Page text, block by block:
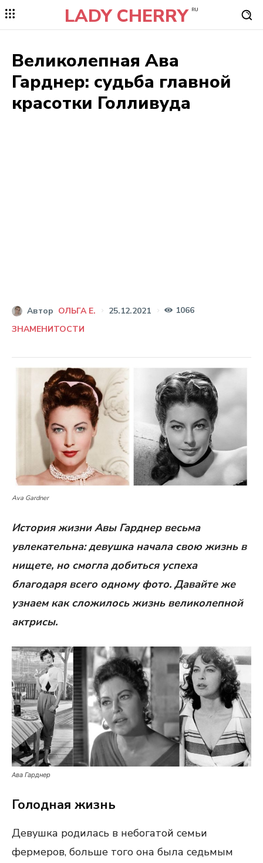
LADY CHERRY RU
Великолепная Ава
Гарднер: судьба главной
красотки Голливуда
Автор ОЛЬГА Е. 25.12.2021
1066
ЗНАМЕНИТОСТИ
Ava Gardner
История жизни Авы Гарднер весьма
увлекательна: девушка начала свою жизнь в
нищете, но смогла добиться успеха
благодаря всего одному фото. Давайте же
узнаем как сложилось жизнь великолепной
актрисы.
Ава Гарднер
Голодная жизнь
Девушка родилась в небогатой семьи
фермеров, больше того она была седьмым